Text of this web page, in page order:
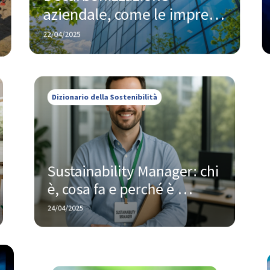
aziendale, come le imprese
stanno trasformando la
sostenibilità in valore
22/04/2025
Dizionario della Sostenibilità
Sustainability Manager: chi
è, cosa fa e perché è
sempre più richiesto dalle
aziende
24/04/2025